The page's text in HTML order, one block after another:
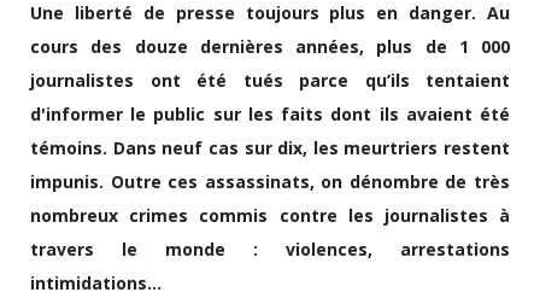
Une liberté de presse toujours plus en danger. Au
cours des douze dernières années, plus de 1 000
journalistes ont été tués parce qu’ils tentaient
d'informer le public sur les faits dont ils avaient été
témoins. Dans neuf cas sur dix, les meurtriers restent
impunis. Outre ces assassinats, on dénombre de très
nombreux crimes commis contre les journalistes à
travers le monde : violences, arrestations
intimidations...